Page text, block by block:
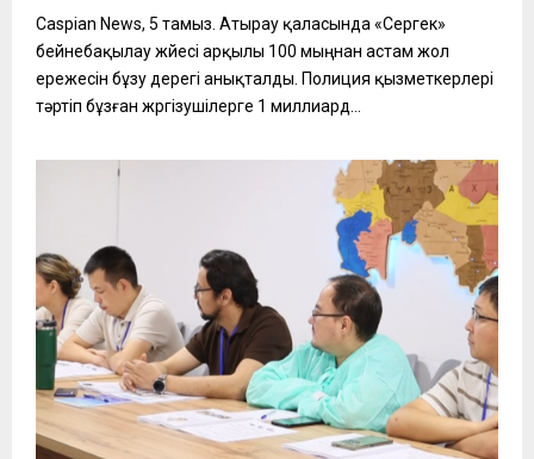
Caspian News, 5 тамыз. Атырау қаласында «Сергек»
бейнебақылау жүйесі арқылы 100 мыңнан астам жол
ережесін бұзу дерегі анықталды. Полиция қызметкерлері
тәртіп бұзған жүргізушілерге 1 миллиард...